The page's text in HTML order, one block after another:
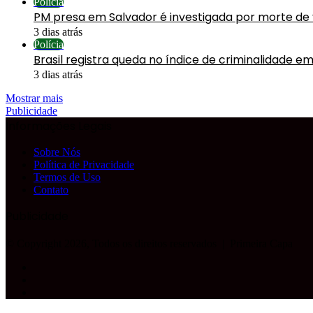
PM presa em Salvador é investigada por morte
3 dias atrás
Polícia
Brasil registra queda no índice de criminalidade
3 dias atrás
Mostrar mais
Publicidade
Sobre Nós
Política de Privacidade
Termos de Uso
Contato